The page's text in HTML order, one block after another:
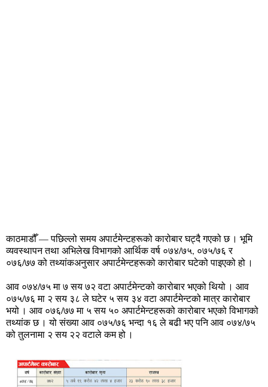
काठमाडौँ — पछिल्लो समय अपार्टमेन्टहरूको कारोबार घट्दै गएको छ । भूमि
व्यवस्थापन तथा अभिलेख विभागको आर्थिक वर्ष ०७४/७५, ०७५/७६ र
०७६/७७ को तथ्यांकअनुसार अपार्टमेन्टहरूको कारोबार घटेको पाइएको हो ।
आव ०७४/७५ मा ७ सय ७२ वटा अपार्टमेन्टको कारोबार भएको थियो । आव
०७५/७६ मा २ सय ३८ ले घटेर ५ सय ३४ वटा अपार्टमेन्टको मात्र कारोबार
भयो । आव ०७६/७७ मा ५ सय ५० अपार्टमेन्टहरूको कारोबार भएको विभागको
तथ्यांक छ । यो संख्या आव ०७५/७६ भन्दा १६ ले बढी भए पनि आव ०७४/७५
को तुलनामा २ सय २२ वटाले कम हो ।